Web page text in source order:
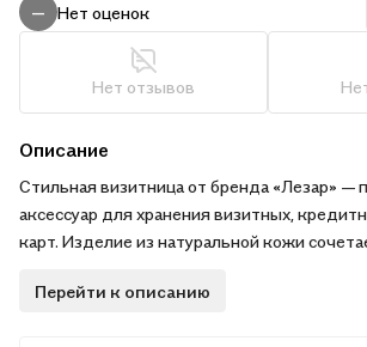
— Нет оценок
Нет отзывов
Описание
Стильная визитница от бренда «Лезар» —
аксессуар для хранения визитных,
карт. Изделие из натуральной кожи
владельца и обеспечивая удобный доступ
Перейти к описанию